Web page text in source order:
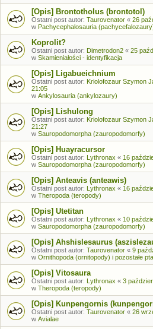
[Opis] Brontotholus (brontotol)
Ostatni post autor: Taurovenator « 26
w Pachycephalosauria
Koprolit?
Ostatni post autor: Dimetrodon2 « 25
w Skamieniałości - identyfikacja
[Opis] Ligabueichnium
Ostatni post autor: Kriolofozaur Szymon
21:05
w Ankylosauria (ankylozaury)
[Opis] Lishulong
Ostatni post autor: Kriolofozaur Szymon
21:27
w Sauropodomorpha (zauropodomorfy)
[Opis] Huayracursor
Ostatni post autor: Lythronax « 16
w Sauropodomorpha (zauropodomorfy)
[Opis] Anteavis (anteawis)
Ostatni post autor: Lythronax « 16
w Theropoda (teropody)
[Opis] Utetitan
Ostatni post autor: Lythronax « 10
w Sauropodomorpha (zauropodomorfy)
[Opis] Ahshislesaurus
Ostatni post autor: Taurovenator « 9
w Ornithopoda (ornitopody) i pozostałe
[Opis] Vitosaura
Ostatni post autor: Lythronax « 3
w Theropoda (teropody)
[Opis] Kunpengornis
Ostatni post autor: Taurovenator « 26
w Avialae